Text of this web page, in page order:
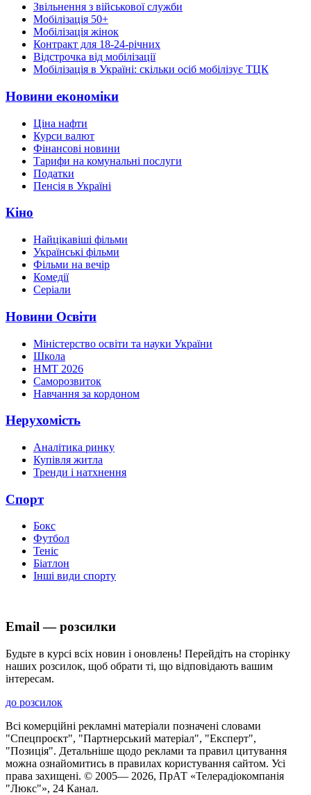
Звільнення з військової служби
Мобілізація 50+
Мобілізація жінок
Контракт для 18-24-річних
Відстрочка від мобілізації
Мобілізація в Україні: скільки осіб мобілізує ТЦК
Новини економіки
Ціна нафти
Курси валют
Фінансові новини
Тарифи на комунальні послуги
Податки
Пенсія в Україні
Кіно
Найцікавіші фільми
Українські фільми
Фільми на вечір
Комедії
Серіали
Новини Освіти
Міністерство освіти та науки України
Школа
НМТ 2026
Саморозвиток
Навчання за кордоном
Нерухомість
Аналітика ринку
Купівля житла
Тренди і натхнення
Спорт
Бокс
Футбол
Теніс
Біатлон
Інші види спорту
Email — розсилки
Будьте в курсі всіх новин і оновлень! Перейдіть на сторінку
наших розсилок, щоб обрати ті, що відповідають вашим
інтересам.
до розсилок
Всі комерційні рекламні матеріали позначені словами
"Спецпроєкт", "Партнерський матеріал", "Експерт",
"Позиція". Детальніше щодо реклами та правил цитування
можна ознайомитись в правилах користування сайтом. Усі
права захищені. © 2005— 2026, ПрАТ «Телерадіокомпанія
"Люкс"», 24 Канал.